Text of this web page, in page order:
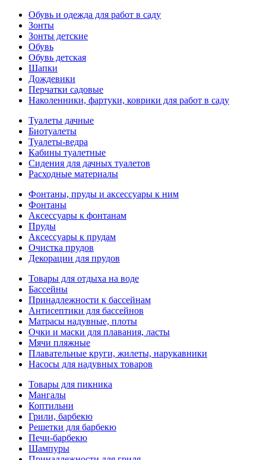
Обувь и одежда для работ в саду
Зонты
Зонты детские
Обувь
Обувь детская
Шапки
Дождевики
Перчатки садовые
Наколенники, фартуки, коврики для работ в саду
Туалеты дачные
Биотуалеты
Туалеты-ведра
Кабины туалетные
Сидения для дачных туалетов
Расходные материалы
Фонтаны, пруды и аксессуары к ним
Фонтаны
Аксессуары к фонтанам
Пруды
Аксессуары к прудам
Очистка прудов
Декорации для прудов
Товары для отдыха на воде
Бассейны
Принадлежности к бассейнам
Антисептики для бассейнов
Матраcы надувные, плоты
Очки и маски для плавания, ласты
Мячи пляжные
Плавательные круги, жилеты, нарукавники
Насосы для надувных товаров
Товары для пикника
Мангалы
Коптильни
Грили, барбекю
Решетки для барбекю
Печи-барбекю
Шампуры